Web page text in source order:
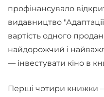
профінансувало
видавництво
вартість одного
найдорожчий і
— інвестувати кіно в
Перші чотири книжки